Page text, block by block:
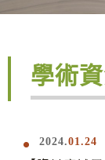
學術
2024.01.24